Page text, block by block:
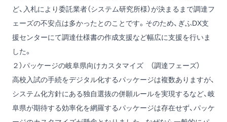
ど、入札により委託業者（システム研究所様）が決まるまで調達フ
ェーズの不安点は多かったとのことです。そのため、ぎふDX支
援センターにて調達仕様書の作成支援など幅広に支援を行いま
した。
２）パッケージの岐阜県向けカスタマイズ （調達フェーズ）
高校入試の手続をデジタル化するパッケージは複数ありますが、
システム化方針にある独自選抜の併願ルールを実現するなど、岐
阜県が期待する効率化を網羅するパッケージは存在せず、パッケ